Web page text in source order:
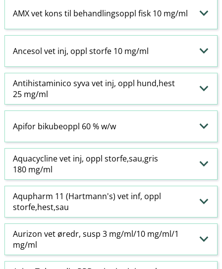
AMX vet kons til behandlingsoppl fisk 10 mg/ml
Ancesol vet inj, oppl storfe 10 mg/ml
Antihistaminico syva vet inj, oppl hund,hest
25 mg/ml
Apifor bikubeoppl 60 % w​/​w
Aquacycline vet inj, oppl storfe,sau,gris
180 mg/ml
Aqupharm 11 (Hartmann's) vet inf, oppl
storfe,hest,sau
Aurizon vet øredr, susp 3 mg/ml/10 mg/ml/1
mg/ml